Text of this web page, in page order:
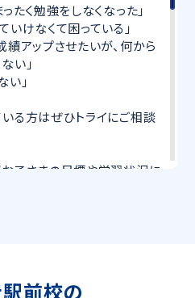
たく勉強をしなくなった」
けなくて困っている」
績アップさせたいが、何から
い」
い」
る方はぜひトライにご相談
子さまの目標や学習状況に
る習慣がつくようにサポート
前校の